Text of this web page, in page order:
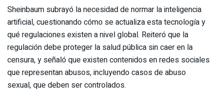
Sheinbaum subrayó la necesidad de normar la inteligencia
artificial, cuestionando cómo se actualiza esta tecnología y
qué regulaciones existen a nivel global. Reiteró que la
regulación debe proteger la salud pública sin caer en la
censura, y señaló que existen contenidos en redes sociales
que representan abusos, incluyendo casos de abuso
sexual, que deben ser controlados.